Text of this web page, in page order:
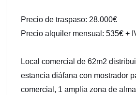
Precio de traspaso: 28.000€
Precio alquiler mensual: 535€ +
Local comercial de 62m2
estancia diáfana con mostrador
comercial, 1 amplia zona de